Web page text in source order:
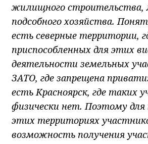
жилищного строительства,
подсобного хозяйства.
есть северные территории,
приспособленных для этих
деятельности земельных
ЗАТО, где запрещена
есть Красноярск, где таких
физически нет. Поэтому для
этих территориях
возможность получения